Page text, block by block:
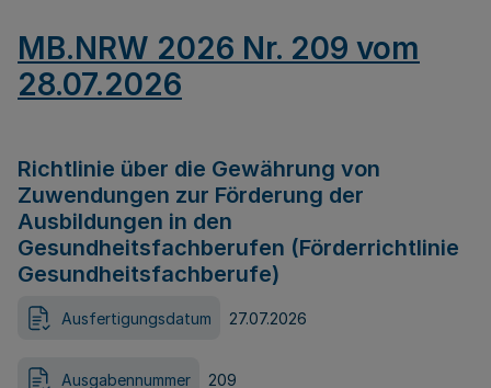
MB.NRW 2026 Nr. 209 vom
28.07.2026
Richtlinie über die Gewährung von
Zuwendungen zur Förderung der
Ausbildungen in den
Gesundheitsfachberufen (Förderrichtlinie
Gesundheitsfachberufe)
Ausfertigungsdatum 27.07.2026
Ausgabennummer 209